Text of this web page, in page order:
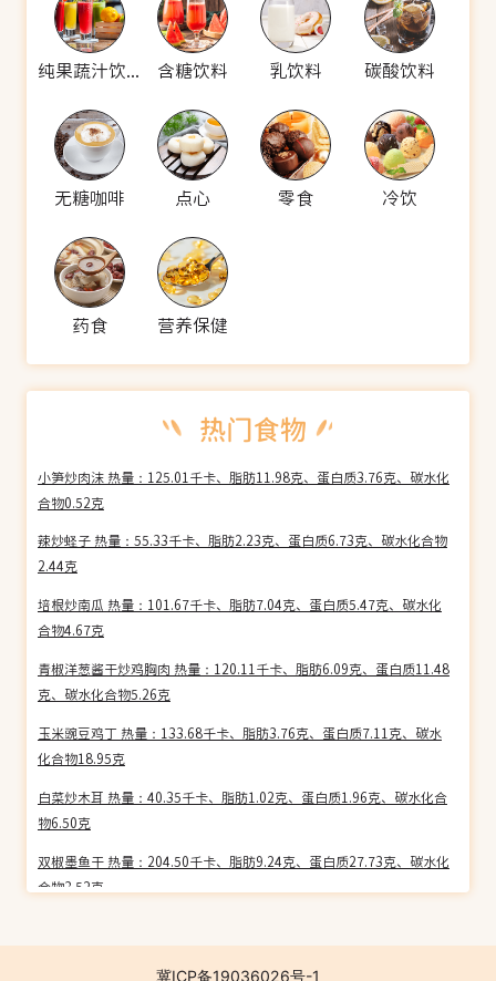
纯果蔬汁饮料 含糖饮料 乳饮料 碳酸饮料
无糖咖啡 点心 零食 冷饮
药食 营养保健
小笋炒肉沫 热量：125.01千卡、脂肪11.98克、蛋白质3.76克、碳水化
合物0.52克
辣炒蛏子 热量：55.33千卡、脂肪2.23克、蛋白质6.73克、碳水化合物
2.44克
培根炒南瓜 热量：101.67千卡、脂肪7.04克、蛋白质5.47克、碳水化
合物4.67克
青椒洋葱酱干炒鸡胸肉 热量：120.11千卡、脂肪6.09克、蛋白质11.48
克、碳水化合物5.26克
玉米豌豆鸡丁 热量：133.68千卡、脂肪3.76克、蛋白质7.11克、碳水
化合物18.95克
白菜炒木耳 热量：40.35千卡、脂肪1.02克、蛋白质1.96克、碳水化合
物6.50克
双椒墨鱼干 热量：204.50千卡、脂肪9.24克、蛋白质27.73克、碳水化
合物3.52克
合物10.05克
冀ICP备19036026号-1